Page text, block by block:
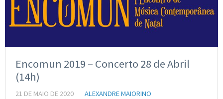
Encomun 2019 – Concerto 28 de Abril
(14h)
21 DE MAIO DE 2020
ALEXANDRE MAIORINO